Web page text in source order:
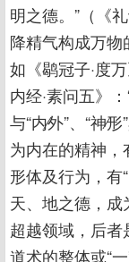
明之德。”（《
降精气构成万物
如《鹖冠子·度
内经·素问五》
与“内∕外”、“神
为内在的精神，
形体及行为，有
天、地之德，
超越领域，后
道术的整体或“